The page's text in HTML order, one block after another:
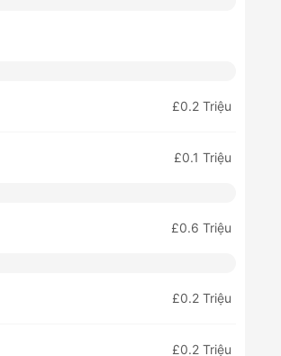
£0.2 Triệu
£0.1 Triệu
£0.6 Triệu
£0.2 Triệu
£0.2 Triệu